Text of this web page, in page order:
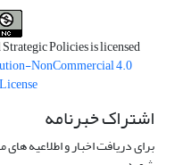
Policies is licensed
NonCommercial 4.0
اشتراک خبرنامه
برای دریافت اخبار و اطلاعیه